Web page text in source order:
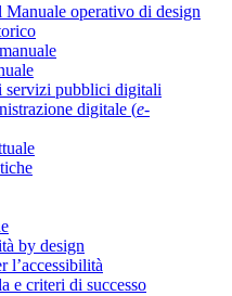
Manuale operativo di design
servizi pubblici digitali
digitale (e-
by design
l’accessibilità
e criteri di successo